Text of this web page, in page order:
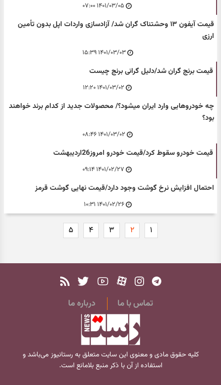
۱۴۰۱/۰۳/۰۵ ۰۷:۰۰
قیمت آیفون ۱۳ وحشتناک گران شد/ آزادسازی واردات اپل بدون تأمین
ارزی
۱۴۰۱/۰۳/۰۳ ۱۵:۳۹
قیمت برنج گران شد/دلیل گرانی برنج چیست
۱۴۰۱/۰۳/۰۲ ۱۲:۲۰
چه خودروهایی وارد ایران میشود؟/ محصولات جدید از کدام برند خواهند
بود؟
۱۴۰۱/۰۳/۰۲ ۰۸:۴۶
قیمت خودرو سقوط کرد/قیمت خودرو امروز26اردیبهشت
۱۴۰۱/۰۲/۲۷ ۰۹:۱۴
احتمال افزایش نرخ گوشت وجود دارد/قیمت نهایی گوشت قرمز
۱۴۰۱/۰۲/۲۶ ۱۰:۳۱
۱ ۲ ۳ ۴ ۵
تماس با ما درباره ما
کلیه حقوق مادی و معنوی این سایت متعلق به رستانیوز می‌باشد و
استفاده از آن با ذکر منبع بلامانع است.